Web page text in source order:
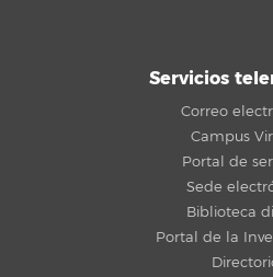
Servicios
Correo
Campus
Portal de
Sede
Biblioteca
Portal de la